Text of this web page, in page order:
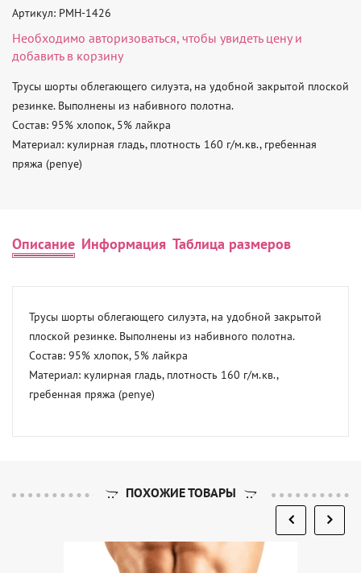
Артикул: PMH-1426
Необходимо авторизоваться, чтобы увидеть цену и
добавить в корзину
Трусы шорты облегающего силуэта, на удобной закрытой плоской
резинке. Выполнены из набивного полотна.
Состав: 95% хлопок, 5% лайкра
Материал: кулирная гладь, плотность 160 г/м.кв., гребенная
пряжа (penye)
Описание Информация Таблица размеров
Трусы шорты облегающего силуэта, на удобной закрытой
плоской резинке. Выполнены из набивного полотна.
Состав: 95% хлопок, 5% лайкра
Материал: кулирная гладь, плотность 160 г/м.кв.,
гребенная пряжа (penye)
ПОХОЖИЕ ТОВАРЫ